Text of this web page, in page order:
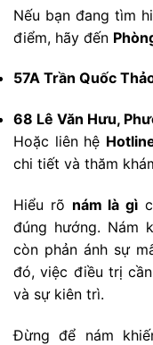
Nếu bạn đang tìm
điểm, hãy đến
57A Trần Quốc
68 Lê Văn Hưu,
Hoặc liên hệ
chi tiết và thăm
Hiểu rõ nám là gì
đúng hướng. Nám
còn phản ánh sự
đó, việc điều trị
và sự kiên trì.
Đừng để nám